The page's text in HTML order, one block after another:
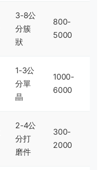
3-8公
分簇
狀
800-
5000
1-3公
分單
晶
1000-
6000
2-4公
分打
磨件
300-
2000